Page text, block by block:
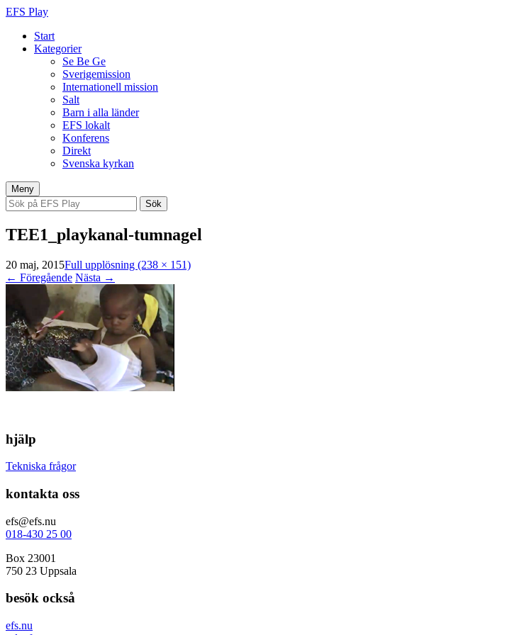
EFS Play
Start
Kategorier
Se Be Ge
Sverigemission
Internationell mission
Salt
Barn i alla länder
EFS lokalt
Konferens
Direkt
Svenska kyrkan
Meny Hoppa
till
innehåll
Sök
efter:
TEE1_playkanal-tumnagel
20 maj, 2015Full upplösning (238 × 151)
← Föregående Nästa →
hjälp
Tekniska frågor
kontakta oss
efs@efs.nu
018-430 25 00
Box 23001
750 23 Uppsala
besök också
efs.nu